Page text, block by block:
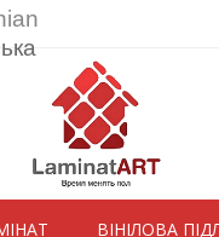
ВIНIЛОВА